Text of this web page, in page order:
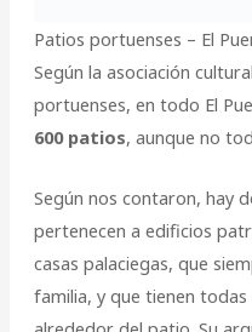
Patios portuenses – El
Según la asociación
portuenses, en todo El
600 patios, aunque no
Según nos contaron, hay
pertenecen a edificios
casas palaciegas, que
familia, y que tienen